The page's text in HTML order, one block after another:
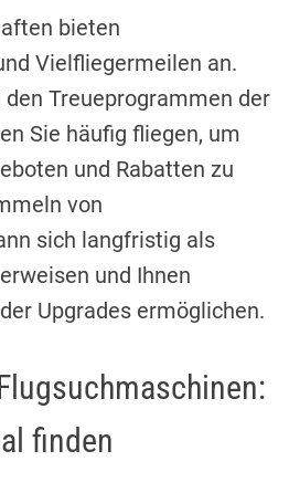
bieten
Vielfliegermeilen an.
Treueprogrammen der
Sie häufig fliegen, um
und Rabatten zu
von
sich langfristig als
und Ihnen
Upgrades ermöglichen.
finden